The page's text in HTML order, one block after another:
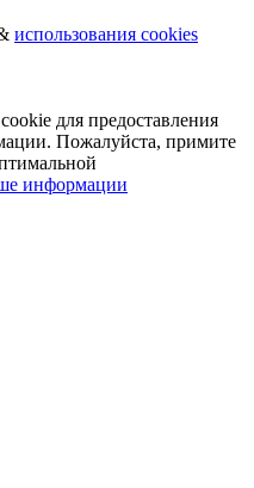
использования cookies
для предоставления
Пожалуйста, примите
информации